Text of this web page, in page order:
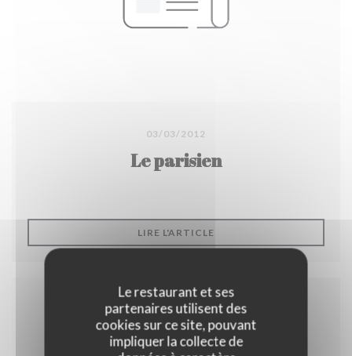
Le restaurant et ses
partenaires utilisent des
cookies sur ce site, pouvant
impliquer la collecte de
03/03/2012
Le parisien
LIRE L'ARTICLE((OUVRE UNE NOUVELLE